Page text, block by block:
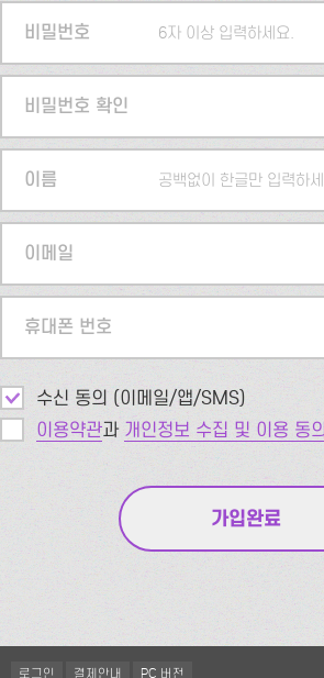
비밀번호 6자 이상 입력하세요.
비밀번호 확인
이름 공백없이 한글만 입력하
이메일
휴대폰 번호
수신 동의 (이메일/앱/SMS)
이용약관과 개인정보 수집 및 이용 동의
로그인 결제안내 PC 버전